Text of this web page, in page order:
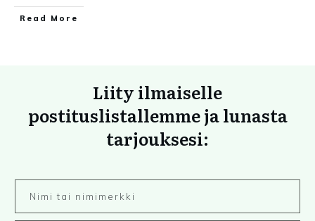
Read More
Liity ilmaiselle
postituslistallemme ja lunasta
tarjouksesi: